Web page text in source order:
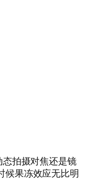
拍摄对焦还是镜
候果冻效应无比明